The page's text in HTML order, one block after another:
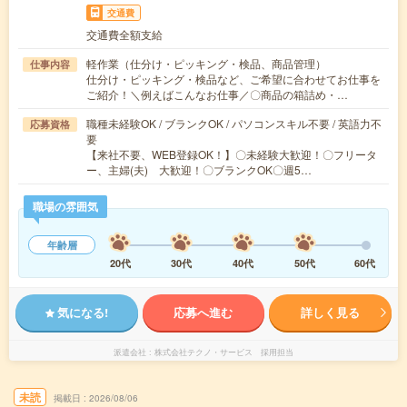
交通費
交通費全額支給
仕事内容
軽作業（仕分け・ピッキング・検品、商品管理）
仕分け・ピッキング・検品など、ご希望に合わせてお仕事を
ご紹介！＼例えばこんなお仕事／〇商品の箱詰め・…
応募資格
職種未経験OK / ブランクOK / パソコンスキル不要 / 英語力不
要
【来社不要、WEB登録OK！】〇未経験大歓迎！〇フリータ
ー、主婦(夫) 大歓迎！〇ブランクOK〇週5…
職場の雰囲気
年齢層
20代
30代 40代 50代 60代
気になる! 応募へ進む 詳しく見る
派遣会社 株式会社テクノ・サービス 採用担当
未読 掲載日 2026/08/06